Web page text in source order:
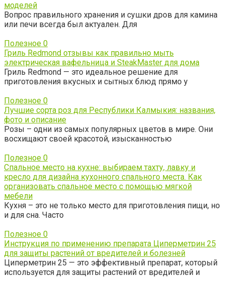
моделей
Вопрос правильного хранения и сушки дров для камина
или печи всегда был актуален. Для
Полезное 0
Гриль Redmond отзывы как правильно мыть
электрическая вафельница и SteakMaster для дома
Гриль Redmond — это идеальное решение для
приготовления вкусных и сытных блюд прямо у
Полезное 0
Лучшие сорта роз для Республики Калмыкия: названия,
фото и описание
Розы – одни из самых популярных цветов в мире. Они
восхищают своей красотой, изысканностью
Полезное 0
Спальное место на кухне: выбираем тахту, лавку и
кресло для дизайна кухонного спального места. Как
организовать спальное место с помощью мягкой
мебели
Кухня – это не только место для приготовления пищи, но
и для сна. Часто
Полезное 0
Инструкция по применению препарата Циперметрин 25
для защиты растений от вредителей и болезней
Циперметрин 25 — это эффективный препарат, который
используется для защиты растений от вредителей и